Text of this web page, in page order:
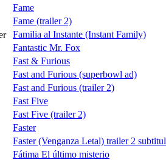
Fame
Fame (trailer 2)
Familia al Instante (Instant Family)
Fantastic Mr. Fox
Fast & Furious
Fast and Furious (superbowl ad)
Fast and Furious (trailer 2)
Fast Five
Fast Five (trailer 2)
Faster
Faster (Venganza Letal) trailer 2
Fátima El último misterio